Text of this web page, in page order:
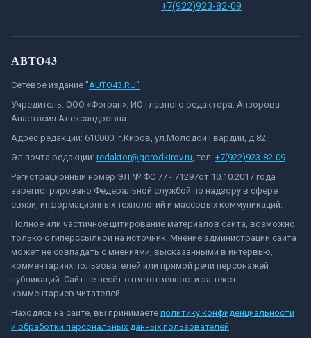
+7(922)923-82-09
АВТО43
Сетевое издание "AUTO43.RU"
Учредитель: ООО «Фогран». ИО главного редактора: Анзорова
Анастасия Александровна
Адрес редакции: 610000, г.Киров, ул.Молодой Гвардии, д.82
Эл.почта редакции: redaktor@gorodkirov.ru, тел: +7(922)923-82-09
Регистрационный номер ЭЛ № ФС 77 - 71297от 10.10.2017 года
зарегистрировано Федеральной службой по надзору в сфере
связи, информационных технологий и массовых коммуникаций.
Полное или частичное цитирование материалов сайта, возможно
только с гиперссылкой на источник. Мнение администрации сайта
может не совпадать с мнениями, высказанными в интервью,
комментариях пользователей или прямой речи персонажей
публикаций. Сайт не несёт ответственности за текст
комментариев читателей.
Находясь на сайте, вы принимаете политику конфиденциальности
и обработки персональных данных пользователей